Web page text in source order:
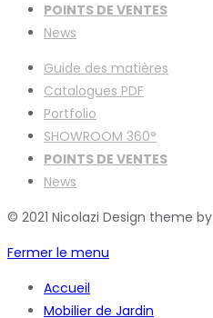
POINTS DE VENTES
News
Guide des matières
Catalogues PDF
Portfolio
SHOWROOM 360°
POINTS DE VENTES
News
© 2021 Nicolazi Design theme by
Fermer le menu
Accueil
Mobilier de Jardin